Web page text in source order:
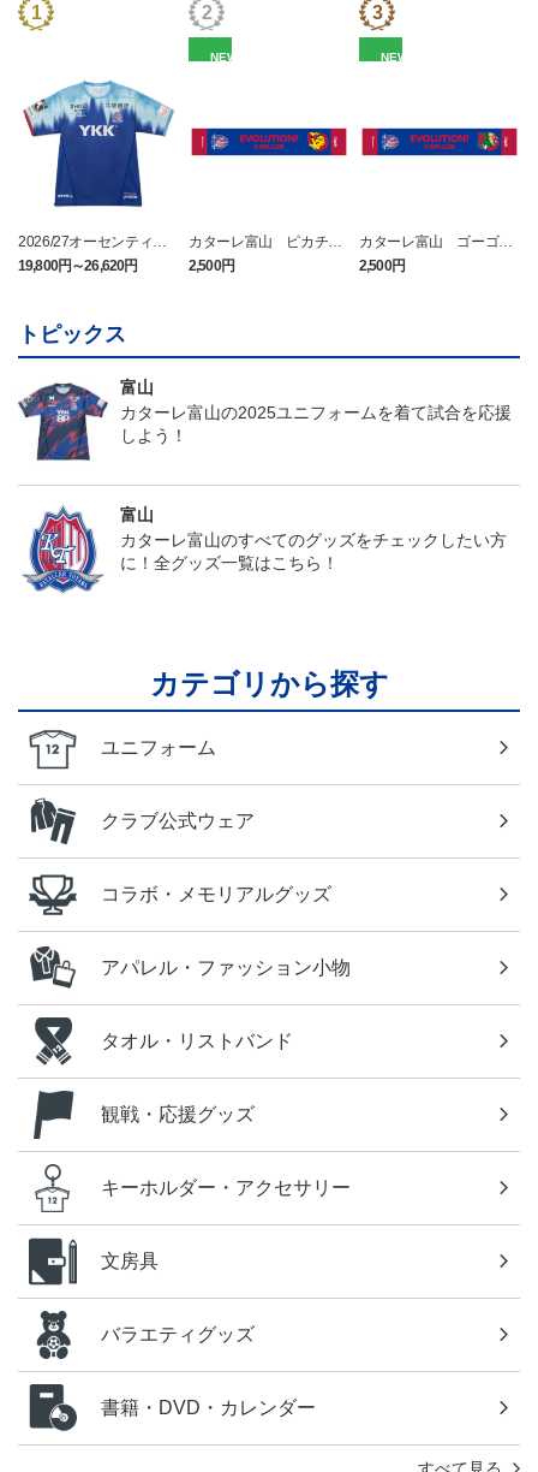
2026/27オーセンティッ
クユニフォーム FP 1st
19,800円～26,620円
NEW
カターレ富山 ピカチュ
ウ タオルマフラー
2,500円
NEW
カターレ富山 ゴーゴー
ト タオルマフラー
2,500円
トピックス
富山
カターレ富山の2025ユニフォームを着て試合を応援
しよう！
富山
カターレ富山のすべてのグッズをチェックしたい方
に！全グッズ一覧はこちら！
カテゴリから探す
ユニフォーム
クラブ公式ウェア
コラボ・メモリアルグッズ
アパレル・ファッション小物
タオル・リストバンド
観戦・応援グッズ
キーホルダー・アクセサリー
文房具
バラエティグッズ
書籍・DVD・カレンダー